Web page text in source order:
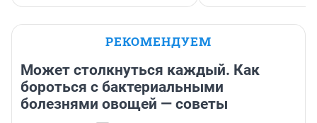
РЕКОМЕНДУЕМ
Может столкнуться каждый. Как
бороться с бактериальными
болезнями овощей — советы